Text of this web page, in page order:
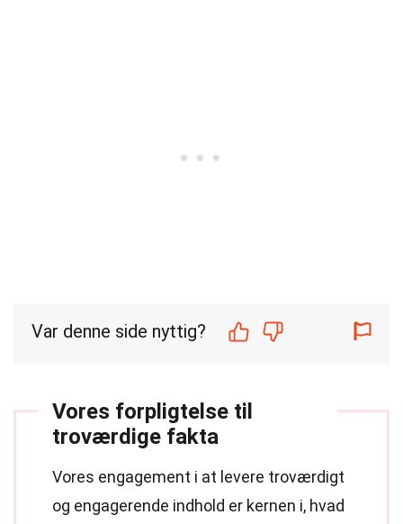
Var denne side nyttig?
Vores forpligtelse til
troværdige fakta
Vores engagement i at levere troværdigt
og engagerende indhold er kernen i, hvad